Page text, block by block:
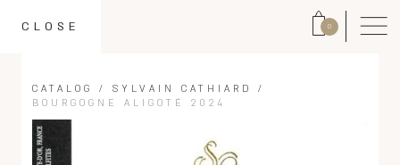
0
CLOSE
CATALOG / SYLVAIN CATHIARD
/
BOURGOGNE ALIGOTÉ 2024